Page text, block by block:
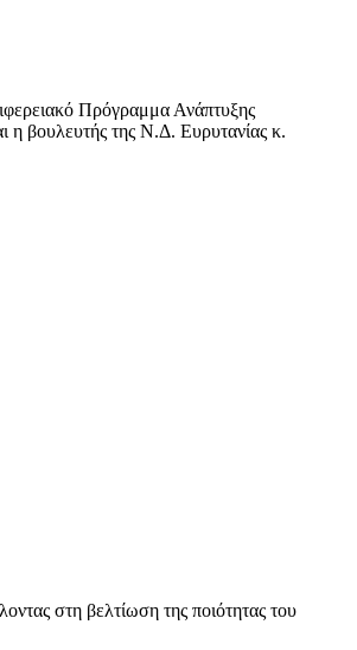
Πρόγραμμα Ανάπτυξης
η βουλευτής της Ν.Δ. Ευρυτανίας κ.
στη βελτίωση της ποιότητας του